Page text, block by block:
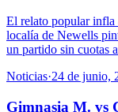
El relato popular infla
localía de Newells
un partido sin cuotas
Noticias·24 de junio,
Gimnasia M. vs